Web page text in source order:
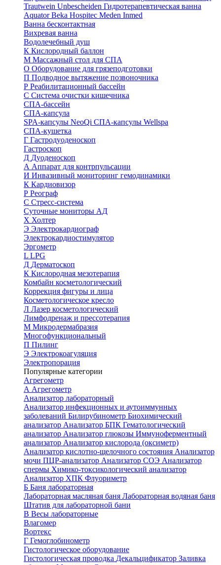
Trautwein Unbescheiden Гидротерапевтическая ванна
AquatorBeka Hospitec Meden Inmed
Ванна бесконтактная
Вихревая ванна
Водолечебный душ
К Кислородный баллон
М Массажный стол для СПА
О Оборудование для грязеподготовки
П Подводное вытяжение позвоночника
Р Реабилитационный бассейн
С Система очистки кишечника
СПА-бассейн
СПА-капсула
SPA-капсулы NeoQi СПА-капсулы Wellspa
СПА-кушетка
Г Гастродуоденоскоп
Гастроскоп
Д Дуоденоскоп
А Аппарат для контрпульсации
И Инвазивный мониторинг гемодинамики
К Кардиовизор
Р Реограф
С Стресс-система
Суточные мониторы АД
Х Холтер
Э Электрокардиограф
Электрокардиостимулятор
Эргометр
L LPG
Д Дерматоскоп
К Кислородная мезотерапия
Комбайн косметологический
Коррекция фигуры и лица
Косметологическое кресло
Л Лазер косметологический
Лимфодренаж и прессотерапия
М Микродермабразия
Многофункциональный
П Пилинг
Э Электрокоагуляция
Электропорация
Популярные категории
Агрегометр
А Агрегометр
Анализатор лабораторный
Анализатор инфекционных и аутоиммунных
заболеваний Билирубинометр Биохимический
анализатор Анализатор БПК Гематологический
анализатор Анализатор глюкозы Иммуноферментный
анализатор Анализатор кислорода (оксиметр)
Анализатор кислотно-щелочного состояния Анализатор
мочи ПЦР-анализатор Анализатор СОЭ Анализатор
спермы Химико-токсикологический анализатор
Анализатор ХПК Флуориметр
Б Баня лабораторная
Лабораторная масляная баня Лабораторная водяная баня
Штатив для лабораторной бани
В Весы лабораторные
Влагомер
Вортекс
Г Гемоглобинометр
Гистологическое оборудование
Гистологическая проводка Декальцификатор Заливка